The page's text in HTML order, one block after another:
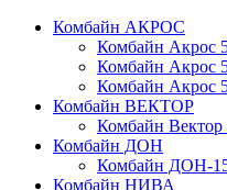
Комбайн АКРОС
Комбайн Акрос
Комбайн Акрос
Комбайн Акрос
Комбайн ВЕКТОР
Комбайн Вектор
Комбайн ДОН
Комбайн ДОН-
Комбайн НИВА